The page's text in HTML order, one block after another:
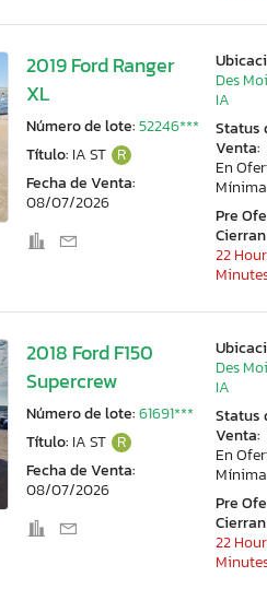
2019 Ford Ranger
XL
Número de lote:52246***
Título: IA ST R
Fecha de Venta:
08/07/2026
Des
IA
Status
Venta:
En
Mínima
Pre
22
2018 Ford F150
Supercrew
Número de lote:61691***
Título: IA ST R
Fecha de Venta:
08/07/2026
Des
IA
Status
Venta:
En
Mínima
Pre
22